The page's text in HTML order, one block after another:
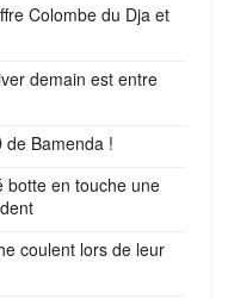
Colombe du Dja et
demain est entre
de Bamenda !
botte en touche une
coulent lors de leur